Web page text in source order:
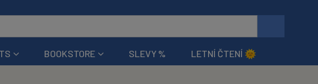
BOOKSTORE SLEVY % LETNÍ ČTENÍ 🌞